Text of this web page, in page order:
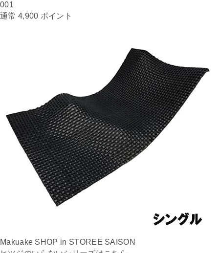
001
通常 4,900 ポイント
Makuake SHOP in STOREE SAISON